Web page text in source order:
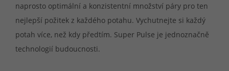
naprosto optimální a konzistentní množství páry pro ten
nejlepší požitek z každého potahu. Vychutnejte si každý
potah více, než kdy předtím. Super Pulse je jednoznačně
technologií budoucnosti.